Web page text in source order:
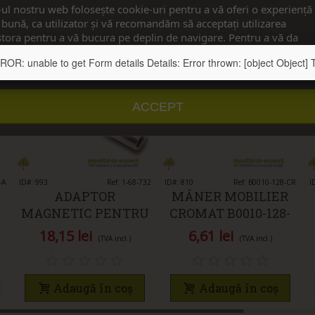
ID#: 993 Ref: 1-68-732
ADAPTOR
MAGNETIC PENTRU
BIȚI 1/4"
HEXAGONAL
ȘURUBELNIȚĂ)
18,15 lei (TVA incl.)
Adaugă în coș
Îmi place
ID#: 810 Ref: B0010-128-CR
MÂNER MOBILIER
CROMAT B0010-128-
CR
6,61 lei (TVA incl.)
Adaugă în coș
ul nostru web folosește cookie-uri pentru a vă oferi o experiență
ca utilizator și vă recomandăm să acceptați utilizarea
pentru a vă bucura pe deplin de navigare. Pentru a vă da
detalii Personalizați cookie-urile
ACCEPT
unable to get Form details Details: Error thrown: [object Object]